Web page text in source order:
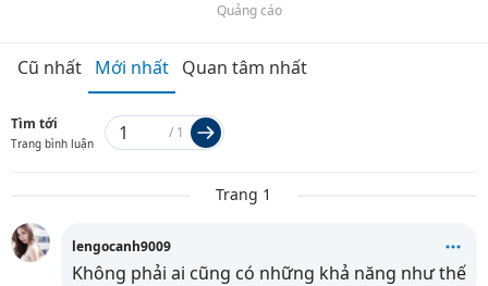
Quảng cáo
Cũ nhất Mới nhất Quan tâm nhất
Tìm tới
Trang bình luận
/ 1
Trang 1
lengocanh9009
Không phải ai cũng có những khả năng như thế